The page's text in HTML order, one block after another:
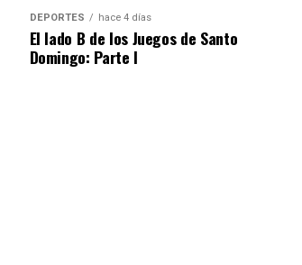
DEPORTES hace 4 días
El lado B de los Juegos de Santo
Domingo: Parte I